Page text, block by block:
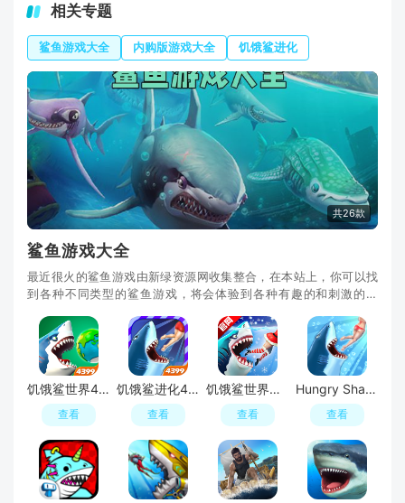
相关专题
鲨鱼游戏大全 内购版游戏大全 饥饿鲨进化
共26款
鲨鱼游戏大全
最近很火的鲨鱼游戏由新绿资源网收集整合，在本站上，你可以找
到各种不同类型的鲨鱼游戏，将会体验到各种有趣的和刺激的玩
饥饿鲨世界4399破解版无限钻石金币
查看
饥饿鲨进化4399破解版无限钻石金币版
查看
饥饿鲨世界国际服版本(hungry shark)
查看
Hungry Shark(饥饿鲨进化全鲨鱼满级存档解锁版)
查看